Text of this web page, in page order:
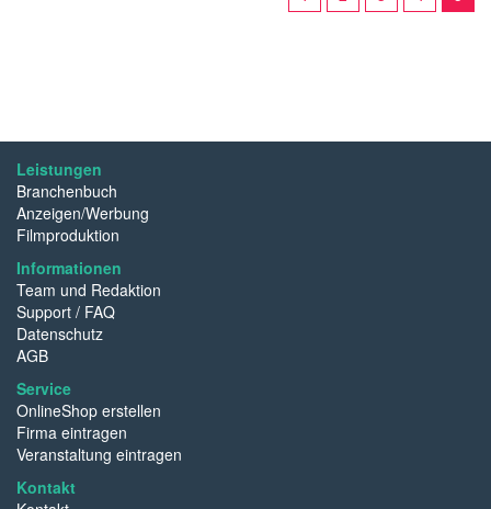
Leistungen
Branchenbuch
Anzeigen/Werbung
Filmproduktion
Informationen
Team und Redaktion
Support / FAQ
Datenschutz
AGB
Service
OnlineShop erstellen
Firma eintragen
Veranstaltung eintragen
Kontakt